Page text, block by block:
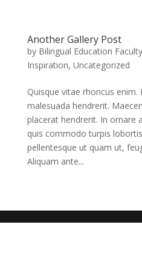
Another Gallery Post
by Bilingual Education Faculty
Inspiration, Uncategorized
Quisque vitae rhoncus
malesuada hendrerit.
placerat hendrerit. In ornare
quis commodo turpis
pellentesque ut quam ut,
Aliquam ante...